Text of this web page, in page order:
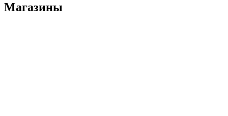
Магазины